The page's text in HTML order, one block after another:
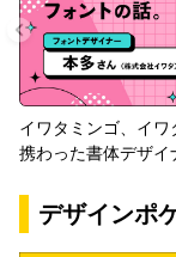
イワタミンゴ、イワ
携わった書体デザイ
デザインポ